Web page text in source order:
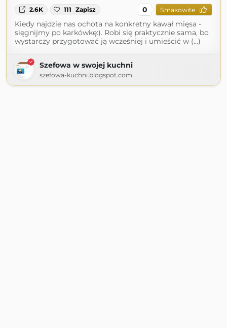
2.6K 111 Zapisz 0 Smakowite
Kiedy najdzie nas ochota na konkretny kawał mięsa -
sięgnijmy po karkówkę:). Robi się praktycznie sama, bo
wystarczy przygotować ją wcześniej i umieścić w (...)
Szefowa w swojej kuchni
szefowa-kuchni.blogspot.com